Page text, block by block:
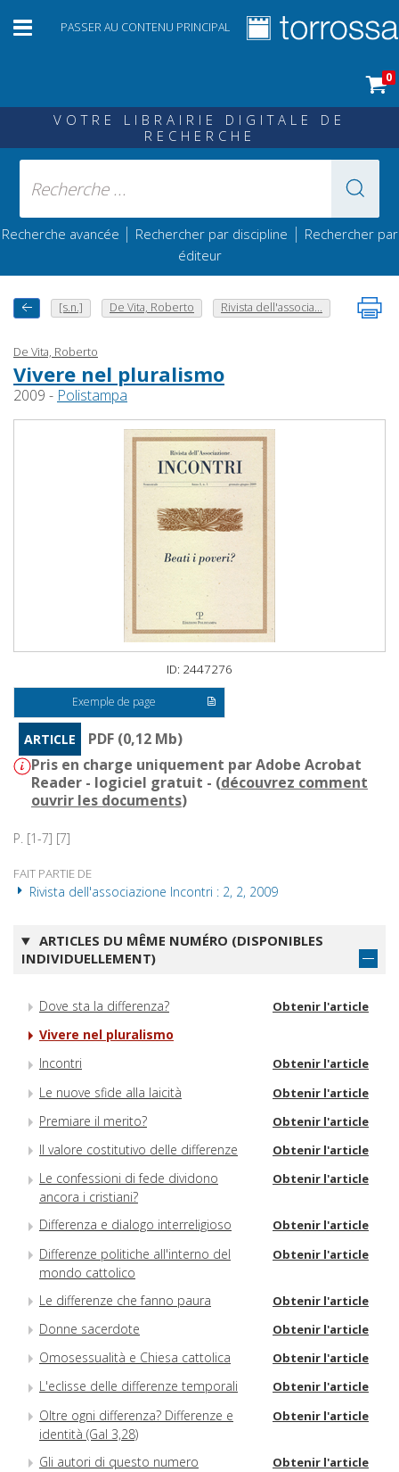
PASSER AU CONTENU PRINCIPAL
0
VOTRE LIBRAIRIE DIGITALE DE
RECHERCHE
Recherche avancée | Rechercher par discipline | Rechercher par
éditeur
[s.n.] De Vita, Roberto Rivista dell'associa...
De Vita, Roberto
Vivere nel pluralismo
2009 - Polistampa
ID: 2447276
Exemple de page
ARTICLE
PDF (0,12 Mb)
Pris en charge uniquement par Adobe Acrobat
Reader - logiciel gratuit - (découvrez comment
ouvrir les documents)
P. [1-7] [7]
FAIT PARTIE DE
Rivista dell'associazione Incontri : 2, 2, 2009
ARTICLES DU MÊME NUMÉRO (DISPONIBLES
INDIVIDUELLEMENT)
Dove sta la differenza? Obtenir l'article
Vivere nel pluralismo
Incontri
Obtenir l'article
Le nuove sfide alla laicità Obtenir l'article
Premiare il merito? Obtenir l'article
Il valore costitutivo delle differenze Obtenir l'article
Le confessioni di fede dividono
ancora i cristiani?
Obtenir l'article
Differenza e dialogo interreligioso Obtenir l'article
Differenze politiche all'interno del
mondo cattolico
Obtenir l'article
Le differenze che fanno paura Obtenir l'article
Donne sacerdote Obtenir l'article
Omosessualità e Chiesa cattolica Obtenir l'article
L'eclisse delle differenze temporali Obtenir l'article
Oltre ogni differenza? Differenze e
identità (Gal 3,28)
Obtenir l'article
Gli autori di questo numero Obtenir l'article